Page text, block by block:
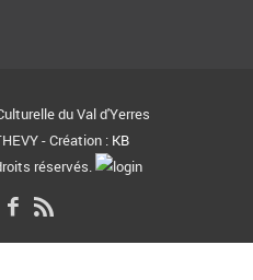
du Val d'Yerres
- Création : KB
réservés.